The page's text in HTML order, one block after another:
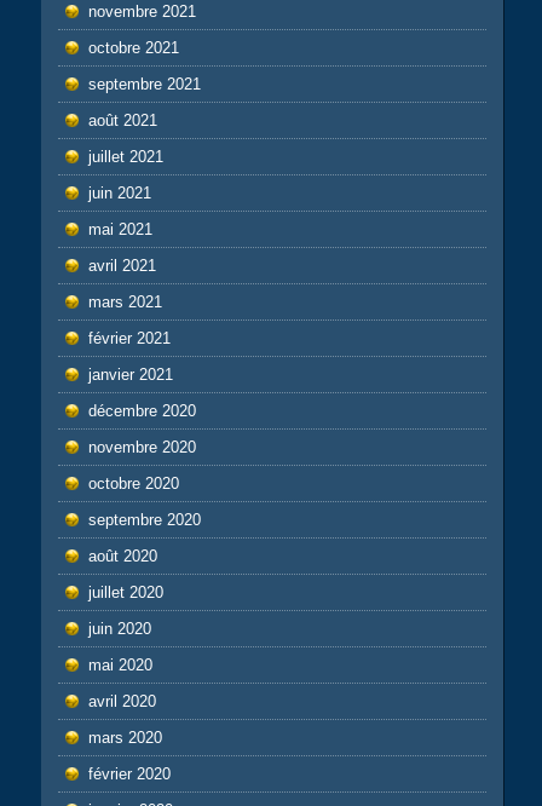
novembre 2021
octobre 2021
septembre 2021
août 2021
juillet 2021
juin 2021
mai 2021
avril 2021
mars 2021
février 2021
janvier 2021
décembre 2020
novembre 2020
octobre 2020
septembre 2020
août 2020
juillet 2020
juin 2020
mai 2020
avril 2020
mars 2020
février 2020